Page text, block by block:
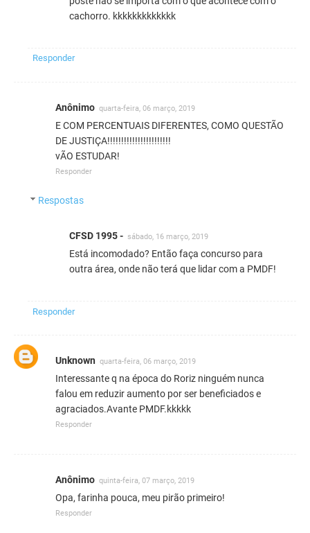
cachorro. kkkkkkkkkkkkk
Responder
Anônimo quarta-feira, 06 março, 2019
E COM PERCENTUAIS DIFERENTES, COMO QUESTÃO
DE JUSTIÇA!!!!!!!!!!!!!!!!!!!!!!!
vÃO ESTUDAR!
Responder
Respostas
CFSD 1995 - sábado, 16 março, 2019
Está incomodado? Então faça concurso para
outra área, onde não terá que lidar com a PMDF!
Responder
Unknown quarta-feira, 06 março, 2019
Interessante q na época do Roriz ninguém nunca
falou em reduzir aumento por ser beneficiados e
agraciados.Avante PMDF.kkkkk
Responder
Anônimo quinta-feira, 07 março, 2019
Opa, farinha pouca, meu pirão primeiro!
Responder